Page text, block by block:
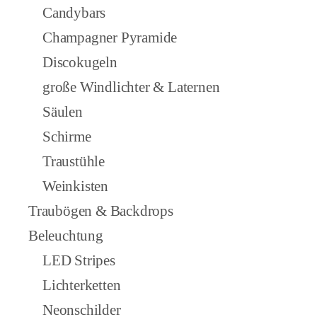
Candybars
Champagner Pyramide
Discokugeln
große Windlichter & Laternen
Säulen
Schirme
Traustühle
Weinkisten
Traubögen & Backdrops
Beleuchtung
LED Stripes
Lichterketten
Neonschilder